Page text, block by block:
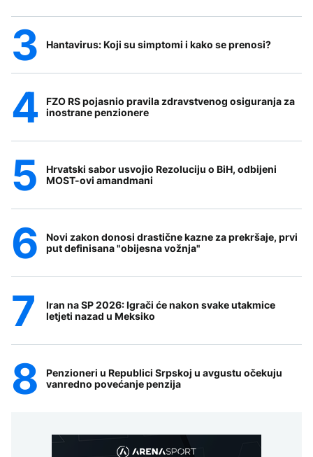
Hantavirus: Koji su simptomi i kako se prenosi?
FZO RS pojasnio pravila zdravstvenog osiguranja za
inostrane penzionere
Hrvatski sabor usvojio Rezoluciju o BiH, odbijeni
MOST-ovi amandmani
Novi zakon donosi drastične kazne za prekršaje, prvi
put definisana "obijesna vožnja"
Iran na SP 2026: Igrači će nakon svake utakmice
letjeti nazad u Meksiko
Penzioneri u Republici Srpskoj u avgustu očekuju
vanredno povećanje penzija